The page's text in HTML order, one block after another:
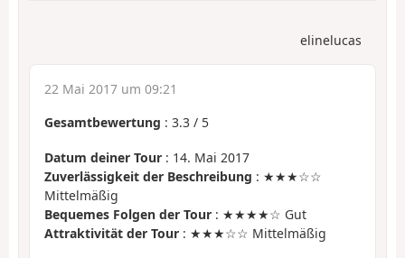
elinelucas
22 Mai 2017 um 09:21
Gesamtbewertung : 3.3 / 5
Datum deiner Tour : 14. Mai 2017
Zuverlässigkeit der Beschreibung : ★★★☆☆
Mittelmäßig
Bequemes Folgen der Tour : ★★★★☆ Gut
Attraktivität der Tour : ★★★☆☆ Mittelmäßig